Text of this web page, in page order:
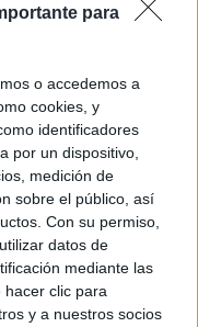
para
o accedemos a
cookies, y
identificadores
por un dispositivo,
medición de
sobre el público, así
Con su permiso,
datos de
mediante las
clic para
y a nuestros socios